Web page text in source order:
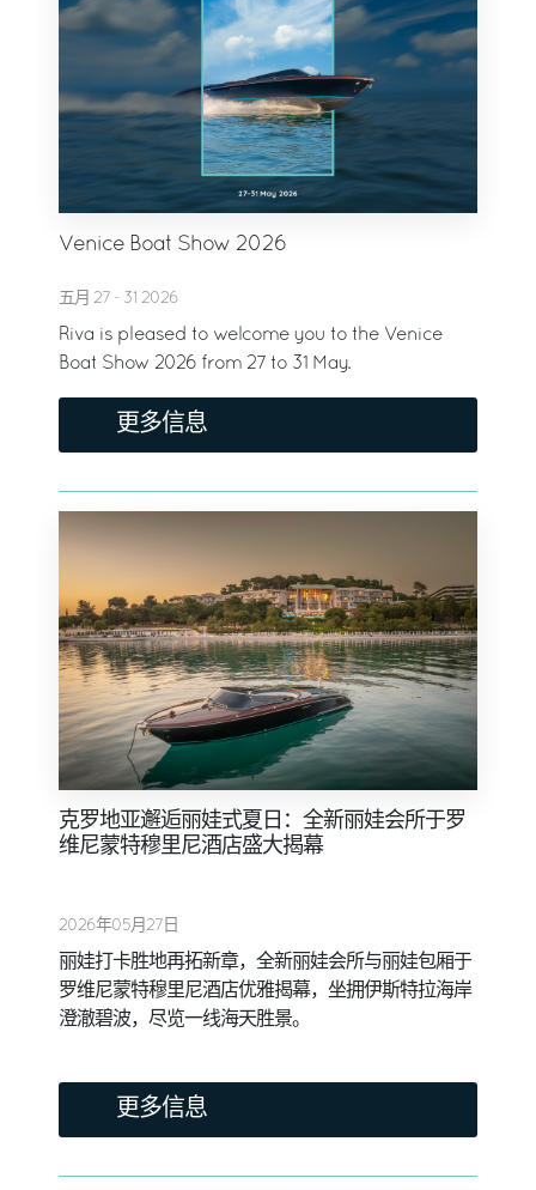
Venice Boat Show 2026
五月 27 - 31 2026
Riva is pleased to welcome you to the Venice
Boat Show 2026 from 27 to 31 May.
更多信息
克罗地亚邂逅丽娃式夏日：全新丽娃会所于罗
维尼蒙特穆里尼酒店盛大揭幕
2026年05月27日
丽娃打卡胜地再拓新章，全新丽娃会所与丽娃包厢于
罗维尼蒙特穆里尼酒店优雅揭幕，坐拥伊斯特拉海岸
澄澈碧波，尽览一线海天胜景。
更多信息